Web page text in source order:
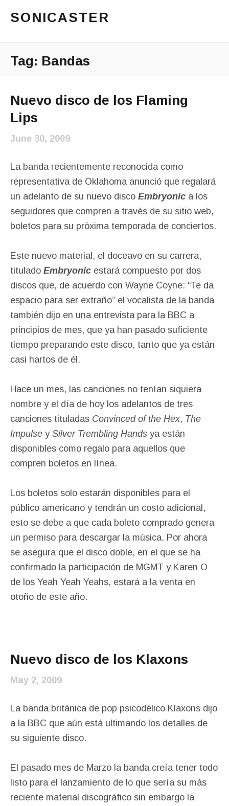
SONICASTER
Main Menu
Tag: Bandas
Nuevo disco de los Flaming
Lips
June 30, 2009
La banda recientemente reconocida como
representativa de Oklahoma anunció que regalará
un adelanto de su nuevo disco Embryonic a los
seguidores que compren a través de su sitio web,
boletos para su próxima temporada de conciertos.
Este nuevo material, el doceavo en su carrera,
titulado Embryonic estará compuesto por dos
discos que, de acuerdo con Wayne Coyne: “Te da
espacio para ser extraño” el vocalista de la banda
también dijo en una entrevista para la BBC a
principios de mes, que ya han pasado suficiente
tiempo preparando este disco, tanto que ya están
casi hartos de él.
Hace un mes, las canciones no tenían siquiera
nombre y el día de hoy los adelantos de tres
canciones tituladas Convinced of the Hex, The
Impulse y Silver Trembling Hands ya están
disponibles como regalo para aquellos que
compren boletos en línea.
Los boletos solo estarán disponibles para el
público americano y tendrán un costo adicional,
esto se debe a que cada boleto comprado genera
un permiso para descargar la música. Por ahora
se asegura que el disco doble, en el que se ha
confirmado la participación de MGMT y Karen O
de los Yeah Yeah Yeahs, estará a la venta en
otoño de este año.
Nuevo disco de los Klaxons
May 2, 2009
La banda británica de pop psicodélico Klaxons dijo
a la BBC que aún está ultimando los detalles de
su siguiente disco.
El pasado mes de Marzo la banda creía tener todo
listo para el lanzamiento de lo que sería su más
reciente material discográfico sin embargo la